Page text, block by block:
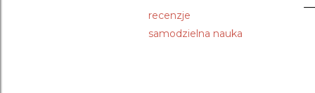
recenzje
samodzielna nauka